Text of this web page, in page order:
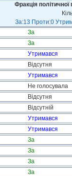
Фракція
За:13 Проти:0
За
За
Утримався
Відсутня
Утримався
Не голосувала
Відсутня
Відсутній
Утримався
Утримався
За
За
За
За